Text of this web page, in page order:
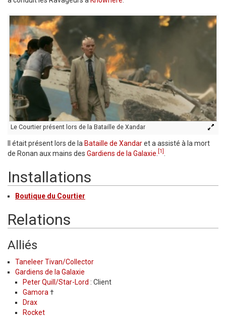
Le Courtier présent lors de la Bataille de Xandar
Il était présent lors de la Bataille de Xandaret a assisté à la mort
de Ronan aux mains des Gardiens de la Galaxie [1]
Installations
Boutique du Courtier
Relations
Alliés
Taneleer Tivan/Collector
Gardiens de la Galaxie
Peter Quill/Star-Lord : Client
Gamora †
Drax
Rocket